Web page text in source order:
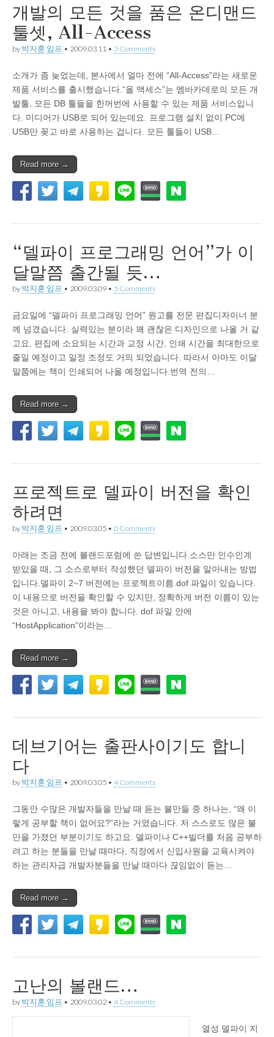
개발의 모든 것을 품은 온디맨드
툴셋, All-Access
by 박지훈.임프 • 2009.03.11 • 3 Comments
소개가 좀 늦었는데, 본사에서 얼마 전에 “All-Access”라는 새로운
제품 서비스를 출시했습니다.“올 액세스”는 엠바카데로의 모든 개
발툴, 모든 DB 툴들을 한꺼번에 사용할 수 있는 제품 서비스입니
다. 미디어가 USB로 되어 있는데요. 프로그램 설치 없이 PC에
USB만 꽂고 바로 사용하는 겁니다. 모든 툴들이 USB…
Read more →
“델파이 프로그래밍 언어”가 이
달말쯤 출간될 듯…
by 박지훈.임프 • 2009.03.09 • 5 Comments
금요일에 “델파이 프로그래밍 언어” 원고를 전문 편집디자이너 분
께 넘겼습니다. 실력있는 분이라 꽤 괜찮은 디자인으로 나올 거 같
고요. 편집에 소요되는 시간과 교정 시간, 인쇄 시간을 최대한으로
줄일 예정이고 일정 조정도 거의 되었습니다. 따라서 아마도 이달
말쯤에는 책이 인쇄되어 나올 예정입니다.번역 전의…
Read more →
프로젝트로 델파이 버전을 확인
하려면
by 박지훈.임프 • 2009.03.05 • 0 Comments
아래는 조금 전에 볼랜드포럼에 쓴 답변입니다.소스만 인수인계
받았을 때, 그 소스로부터 작성했던 델파이 버전을 알아내는 방법
입니다.델파이 2~7 버전에는 프로젝트이름.dof 파일이 있습니다.
이 내용으로 버전을 확인할 수 있지만, 정확하게 버전 이름이 있는
것은 아니고, 내용을 봐야 합니다. dof 파일 안에
“HostApplication”이라는…
Read more →
데브기어는 출판사이기도 합니
다
by 박지훈.임프 • 2009.03.05 • 4 Comments
그동안 수많은 개발자들을 만날 때 듣는 불만들 중 하나는, “왜 이
렇게 공부할 책이 없어요?”라는 거였습니다. 저 스스로도 많은 불
만을 가졌던 부분이기도 하고요. 델파이나 C++빌더를 처음 공부하
려고 하는 분들을 만날 때마다, 직장에서 신입사원을 교육시켜야
하는 관리자급 개발자분들을 만날 때마다 끊임없이 듣는…
Read more →
고난의 볼랜드…
by 박지훈.임프 • 2009.03.02 • 4 Comments
열성 델파이 지